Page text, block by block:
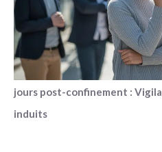
jours post-confinement :
induits